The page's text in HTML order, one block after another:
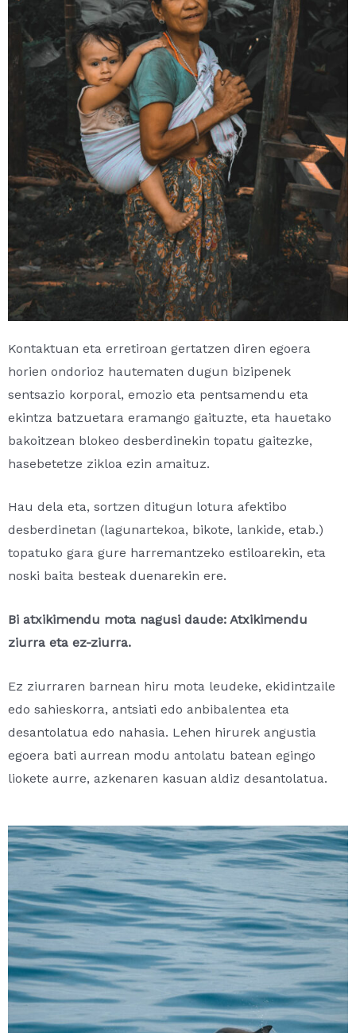
Kontaktuan eta erretiroan gertatzen diren egoera
horien ondorioz hautematen dugun bizipenek
sentsazio korporal, emozio eta pentsamendu eta
ekintza batzuetara eramango gaituzte, eta hauetako
bakoitzean blokeo desberdinekin topatu gaitezke,
hasebetetze zikloa ezin amaituz.
Hau dela eta, sortzen ditugun lotura afektibo
desberdinetan (lagunartekoa, bikote, lankide, etab.)
topatuko gara gure harremantzeko estiloarekin, eta
noski baita besteak duenarekin ere.
Bi atxikimendu mota nagusi daude: Atxikimendu
ziurra eta ez-ziurra.
Ez ziurraren barnean hiru mota leudeke, ekidintzaile
edo sahieskorra, antsiati edo anbibalentea eta
desantolatua edo nahasia. Lehen hirurek angustia
egoera bati aurrean modu antolatu batean egingo
liokete aurre, azkenaren kasuan aldiz desantolatua.